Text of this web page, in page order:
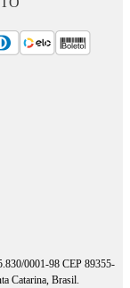
0001-98 CEP 89355-
Catarina, Brasil.